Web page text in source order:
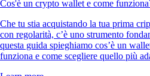
Cos'è un crypto wallet e come
Che tu stia acquistando la tua prima
con regolarità, c’è uno strumento
questa guida spieghiamo cos’è un
funziona e come scegliere quello più